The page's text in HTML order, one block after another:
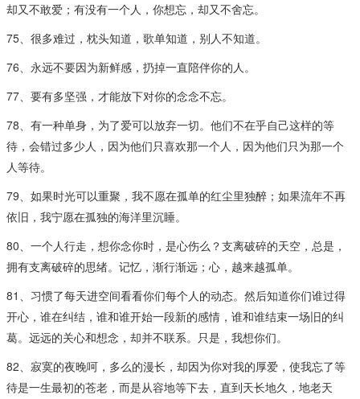
却又不敢爱；有没有一个人，你想忘，却又不舍忘。
75、很多难过，枕头知道，歌单知道，别人不知道。
76、永远不要因为新鲜感，扔掉一直陪伴你的人。
77、要有多坚强，才能放下对你的念念不忘。
78、有一种单身，为了爱可以放弃一切。他们不在乎自己这样的等
待，会错过多少人，因为他们只喜欢那一个人，因为他们只为那一个
人等待。
79、如果时光可以重聚，我不愿在孤单的红尘里独醉；如果流年不再
依旧，我宁愿在孤独的海洋里沉睡。
80、一个人行走，想你念你时，是心伤么？支离破碎的天空，总是，
拥有支离破碎的思绪。记忆，渐行渐远；心，越来越孤单。
81、习惯了每天进空间看看你们每个人的动态。然后知道你们谁过得
开心，谁在纠结，谁和谁开始一段新的感情，谁和谁结束一场旧的纠
葛。远远的关心和想念，却并不联系。只是，我想你们。
82、寂寞的夜晚呵，多么的漫长，却因为你对我的厚爱，使我忘了等
待是一生最初的苍老，而是从容地等下去，直到天长地久，地老天